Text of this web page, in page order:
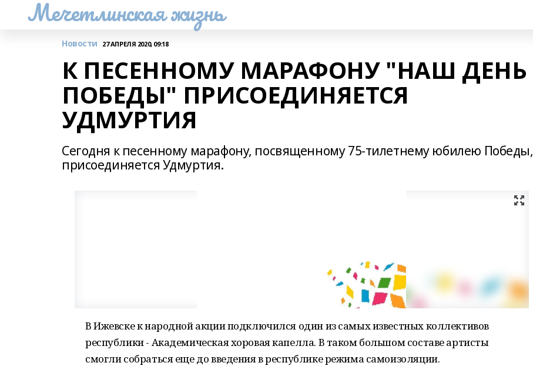
Мечетлинская жизнь
Новости 27 АПРЕЛЯ 2020, 09:18
К ПЕСЕННОМУ МАРАФОНУ "НАШ ДЕНЬ
ПОБЕДЫ" ПРИСОЕДИНЯЕТСЯ
УДМУРТИЯ
Сегодня к песенному марафону, посвященному 75-тилетнему юбилею Победы,
присоединяется Удмуртия.
В Ижевске к народной акции подключился один из самых известных коллективов
республики - Академическая хоровая капелла. В таком большом составе артисты
смогли собраться еще до введения в республике режима самоизоляции.